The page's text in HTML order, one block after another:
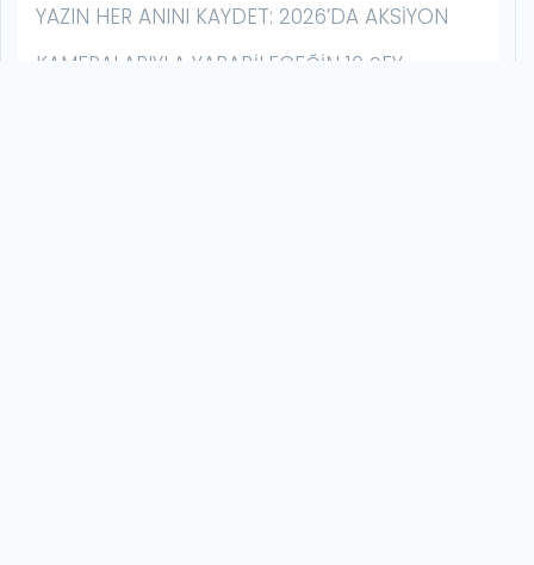
YAZIN HER ANINI KAYDET: 2026’DA AKSIYON
KAMERALARIYLA YAPABILECEĞIN 10 ŞEY